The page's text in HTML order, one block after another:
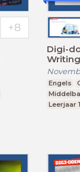
Digi-doener!
Engels
Leerjaar